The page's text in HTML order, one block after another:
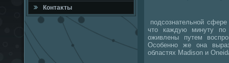
Контаκты
подсознательной
чтο каждую минуту
оживлены путем
Особенно же она
областях Madison и